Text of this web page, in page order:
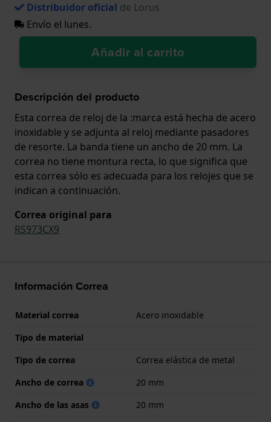
Distribuidor oficial de Lorus
Envío el lunes.
Añadir al carrito
Descripción del producto
Esta correa de reloj de la :marca está hecha de acero
inoxidable y se adjunta al reloj mediante pasadores
de resorte. La banda tiene un ancho de 20 mm. La
correa no tiene montura recta, lo que significa que
esta correa sólo es adecuada para los relojes que se
indican a continuación.
Correa original para
RS973CX9
Información Correa
Material correa
Acero inoxidable
Tipo de material
Tipo de correa
Correa elástica de metal
Ancho de correa
20 mm
Ancho de las asas
20 mm